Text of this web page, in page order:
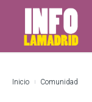
Inicio Comunidad